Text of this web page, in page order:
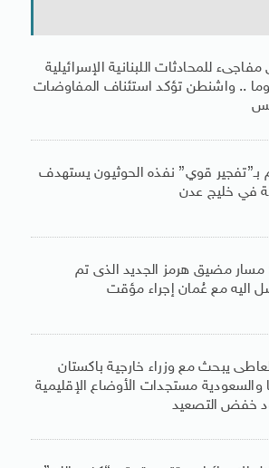
مفاجىء للمحادثات اللبنانية الإسرائيلية
.. واشنطن تؤكد استئناف المفاوضات
قوي” نفذه الحوثيون يستهدف
في خليج عدن
مسار مضيق هرمز الجديد الذى تم
اليه مع عُمان إجراء مؤقت
يبحث مع وزراء خارجية باكستان
والسعودية مستجدات الأوضاع الإقليمية
خفض التصعيد